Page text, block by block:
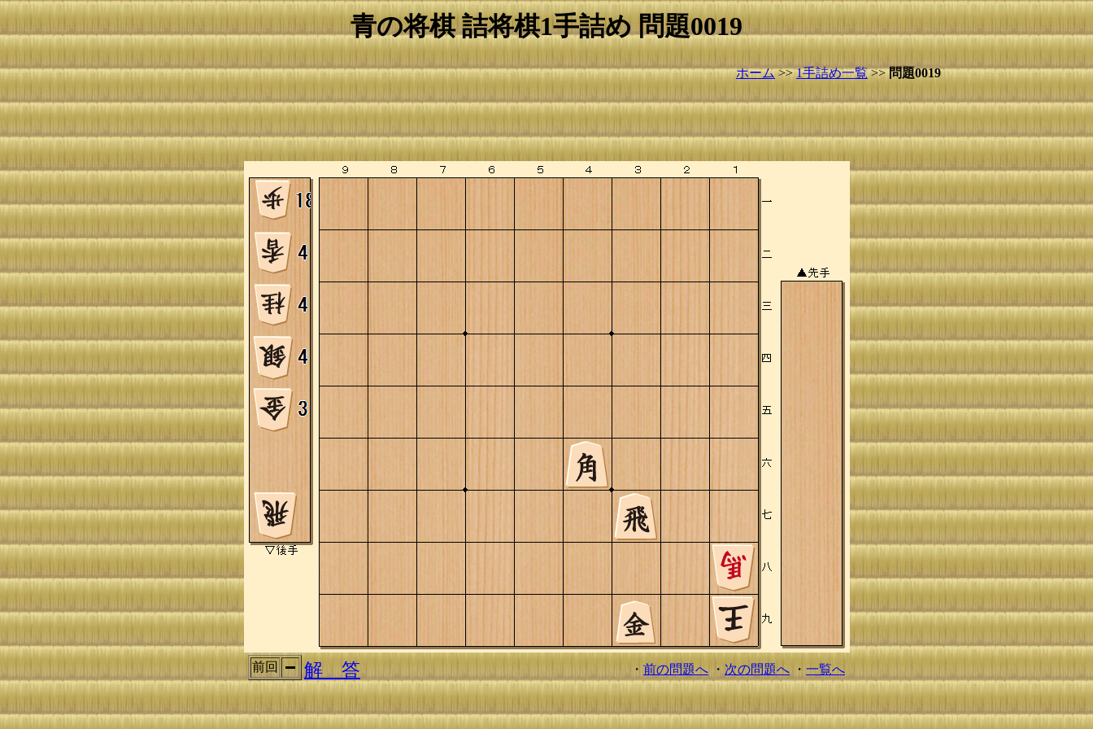
青の将棋 詰将棋1手詰め 問題0019
ホーム>>1手詰め一覧>>問題0019
前回 解 答 ・ 前の問題へ・次の問題へ ・ 一覧へ